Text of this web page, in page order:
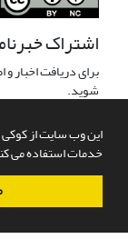
این وب سایت از کوکی
خدمات استفاده می
اشتراک
برای دریافت اخبار
شوید.
سامانه مدیریت